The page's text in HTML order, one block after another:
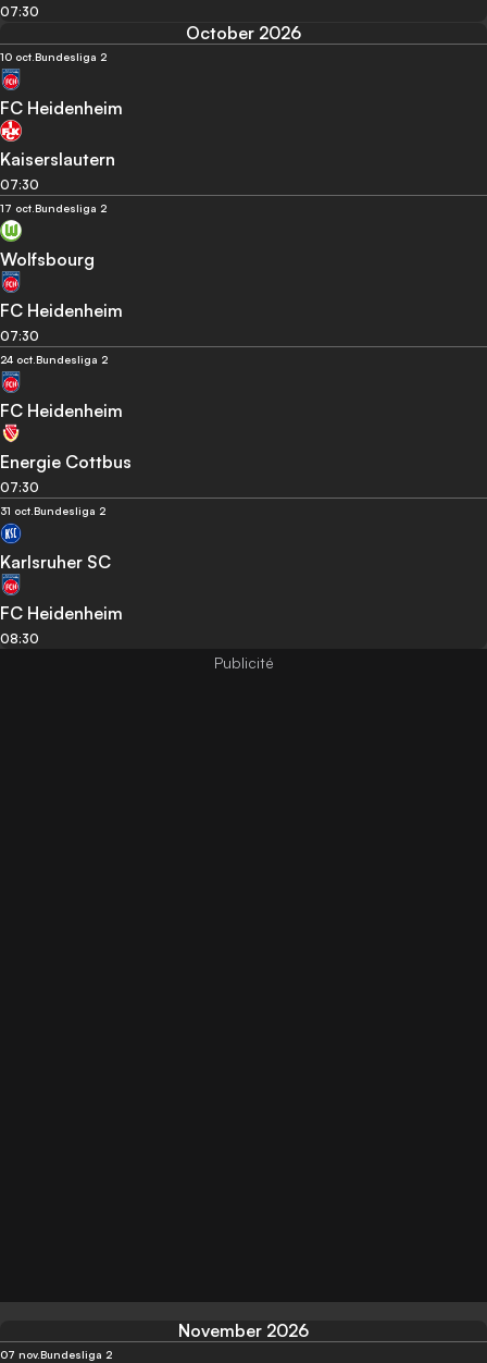
07:30
October 2026
10 oct. Bundesliga 2
FC Heidenheim
Kaiserslautern
07:30
17 oct. Bundesliga 2
Wolfsbourg
FC Heidenheim
07:30
24 oct. Bundesliga 2
FC Heidenheim
Energie Cottbus
07:30
31 oct. Bundesliga 2
Karlsruher SC
FC Heidenheim
08:30
November 2026
07 nov.Bundesliga 2